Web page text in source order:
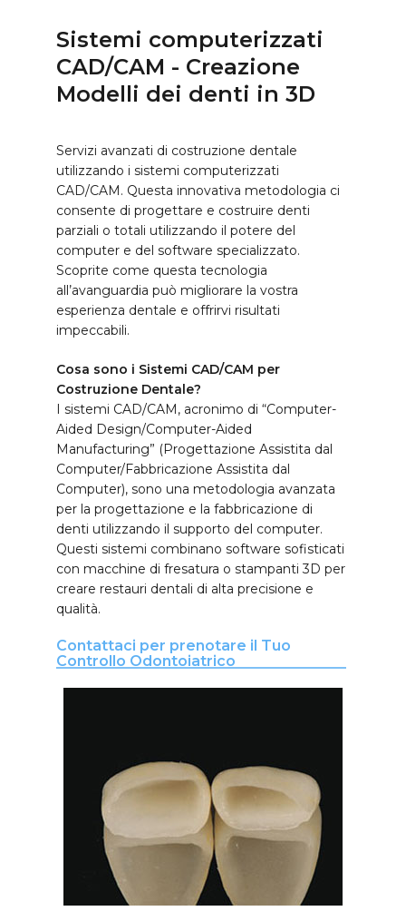
Sistemi computerizzati
CAD/CAM - Creazione
Modelli dei denti in 3D
Servizi avanzati di costruzione dentale
utilizzando i sistemi computerizzati
CAD/CAM. Questa innovativa metodologia ci
consente di progettare e costruire denti
parziali o totali utilizzando il potere del
computer e del software specializzato.
Scoprite come questa tecnologia
all’avanguardia può migliorare la vostra
esperienza dentale e offrirvi risultati
impeccabili.
Cosa sono i Sistemi CAD/CAM per
Costruzione Dentale?
I sistemi CAD/CAM, acronimo di “Computer-
Aided Design/Computer-Aided
Manufacturing” (Progettazione Assistita dal
Computer/Fabbricazione Assistita dal
Computer), sono una metodologia avanzata
per la progettazione e la fabbricazione di
denti utilizzando il supporto del computer.
Questi sistemi combinano software sofisticati
con macchine di fresatura o stampanti 3D per
creare restauri dentali di alta precisione e
qualità.
Contattaci per prenotare il Tuo
Controllo Odontoiatrico